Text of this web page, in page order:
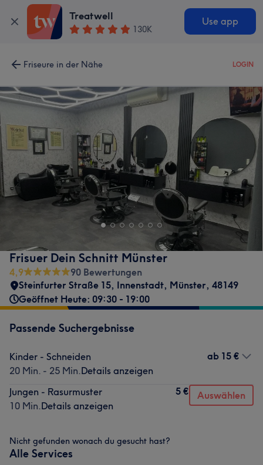
Treatwell
130K
Use app
Friseure in der Nähe LOGIN
Frisuer Dein Schnitt Münster
4,9
90 Bewertungen
Steinfurter Straße 15, Innenstadt, Münster, 48149
Geöffnet Heute: 09:30 - 19:00
Passende Suchergebnisse
Kinder - Schneiden
20 Min. - 25 Min.Details anzeigen
ab 15 €
Jungen - Rasurmuster
10 Min.Details anzeigen
5 € Auswählen
Nicht gefunden wonach du gesucht hast?
Alle Services